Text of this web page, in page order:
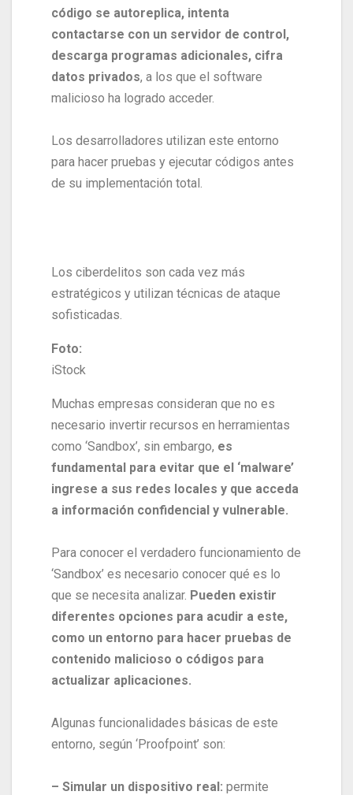
código se autoreplica, intenta
contactarse con un servidor de control,
descarga programas adicionales, cifra
datos privados, a los que el software
malicioso ha logrado acceder.
Los desarrolladores utilizan este entorno
para hacer pruebas y ejecutar códigos antes
de su implementación total.
Los ciberdelitos son cada vez más
estratégicos y utilizan técnicas de ataque
sofisticadas.
Foto:
iStock
Muchas empresas consideran que no es
necesario invertir recursos en herramientas
como ‘Sandbox’, sin embargo, es
fundamental para evitar que el ‘malware’
ingrese a sus redes locales y que acceda
a información confidencial y vulnerable.
Para conocer el verdadero funcionamiento de
‘Sandbox’ es necesario conocer qué es lo
que se necesita analizar. Pueden existir
diferentes opciones para acudir a este,
como un entorno para hacer pruebas de
contenido malicioso o códigos para
actualizar aplicaciones.
Algunas funcionalidades básicas de este
entorno, según ‘Proofpoint’ son:
– Simular un dispositivo real: permite